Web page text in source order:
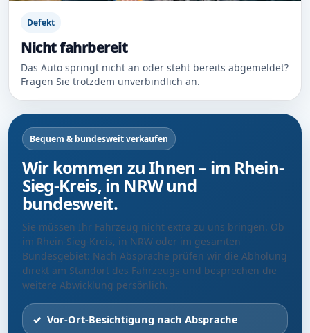
Defekt
Nicht fahrbereit
Das Auto springt nicht an oder steht bereits abgemeldet?
Fragen Sie trotzdem unverbindlich an.
Bequem & bundesweit verkaufen
Wir kommen zu Ihnen – im Rhein-
Sieg-Kreis, in NRW und
bundesweit.
Sie müssen Ihr Fahrzeug nicht extra zu uns bringen. Ob
im Rhein-Sieg-Kreis, in NRW oder im gesamten
Bundesgebiet: Nach Absprache prüfen wir die Abholung
direkt am Standort des Fahrzeugs und besprechen die
weitere Abwicklung persönlich.
Vor-Ort-Besichtigung nach Absprache